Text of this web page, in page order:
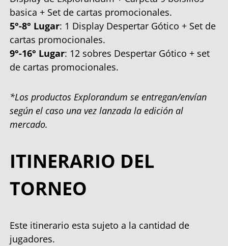
basica + Set de cartas promocionales.
5°-8° Lugar: 1 Display Despertar Gótico + Set de
cartas promocionales.
9°-16° Lugar: 12 sobres Despertar Gótico + set
de cartas promocionales.
*Los productos Explorandum se entregan/envían
según el caso una vez lanzada la edición al
mercado.
ITINERARIO DEL
TORNEO
Este itinerario esta sujeto a la cantidad de
jugadores.